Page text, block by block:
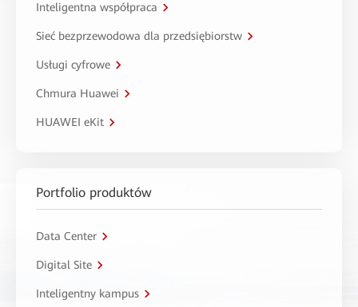
Inteligentna współpraca
Sieć bezprzewodowa dla przedsiębiorstw
Usługi cyfrowe
Chmura Huawei
HUAWEI eKit
Portfolio produktów
Data Center
Digital Site
Inteligentny kampus